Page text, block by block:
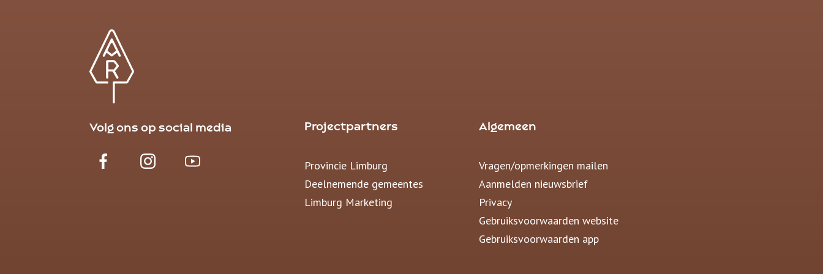
Volg ons op social media Projectpartners
Provincie Limburg
Deelnemende gemeentes
Limburg Marketing
Algemeen
Vragen/opmerkingen mailen
Aanmelden nieuwsbrief
Privacy
Gebruiksvoorwaarden website
Gebruiksvoorwaarden app